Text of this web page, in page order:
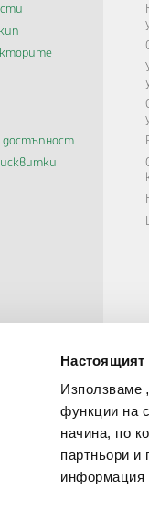
Настоящият
Използваме
функции на
начина, по
партньори и
информация
достъпност